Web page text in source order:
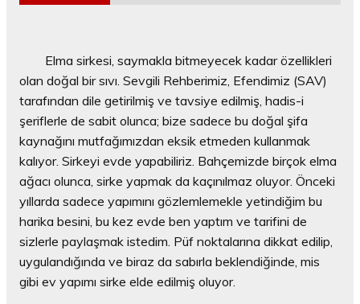
Elma sirkesi, saymakla bitmeyecek kadar özellikleri
olan doğal bir sıvı. Sevgili Rehberimiz, Efendimiz (SAV)
tarafından dile getirilmiş ve tavsiye edilmiş, hadis-i
şeriflerle de sabit olunca; bize sadece bu doğal şifa
kaynağını mutfağımızdan eksik etmeden kullanmak
kalıyor. Sirkeyi evde yapabiliriz. Bahçemizde birçok elma
ağacı olunca, sirke yapmak da kaçınılmaz oluyor. Önceki
yıllarda sadece yapımını gözlemlemekle yetindiğim bu
harika besini, bu kez evde ben yaptım ve tarifini de
sizlerle paylaşmak istedim. Püf noktalarına dikkat edilip,
uygulandığında ve biraz da sabırla beklendiğinde, mis
gibi ev yapımı sirke elde edilmiş oluyor.